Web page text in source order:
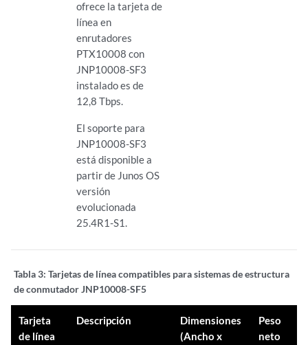
ofrece la tarjeta de
línea en
enrutadores
PTX10008 con
JNP10008-SF3
instalado es de
12,8 Tbps.
El soporte para
JNP10008-SF3
está disponible a
partir de Junos OS
versión
evolucionada
25.4R1-S1.
Tabla 3: Tarjetas de línea compatibles para sistemas de estructura
de conmutador JNP10008-SF5
Tarjeta
de línea
Descripción
Dimensiones
(Ancho x
Peso
neto